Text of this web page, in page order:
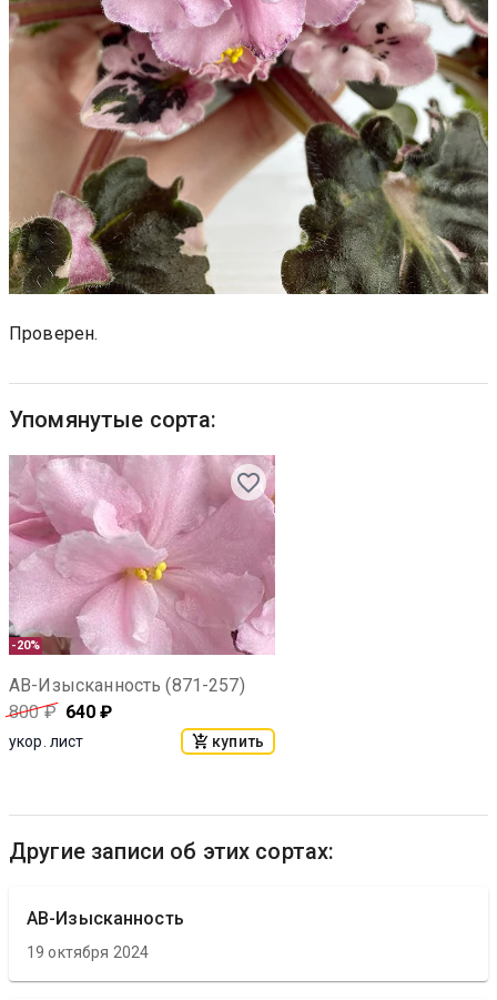
Проверен.
Упомянутые сорта:
-20%
АВ-Изысканность (871-257)
800₽ 640 ₽
укор. лист купить
Другие записи об этих сортах:
АВ-Изысканность
19 октября 2024